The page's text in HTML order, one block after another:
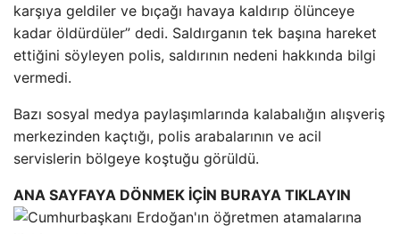
karşıya geldiler ve bıçağı havaya kaldırıp ölünceye
kadar öldürdüler” dedi. Saldırganın tek başına hareket
ettiğini söyleyen polis, saldırının nedeni hakkında bilgi
vermedi.
Bazı sosyal medya paylaşımlarında kalabalığın alışveriş
merkezinden kaçtığı, polis arabalarının ve acil
servislerin bölgeye koştuğu görüldü.
ANA SAYFAYA DÖNMEK İÇİN BURAYA TIKLAYIN